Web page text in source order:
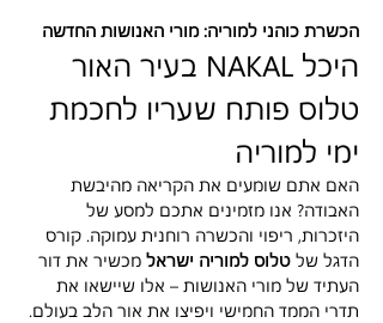
הכשרת כוהני למוריה: מורי האנושות החדשה
היכל NAKAL בעיר האור
טלוס פותח שעריו לחכמת
ימי למוריה
האם אתם שומעים את הקריאה מהיבשת
האבודה? אנו מזמינים אתכם למסע של
היזכרות, ריפוי והכשרה רוחנית עמוקה. קורס
הדגל של טלוס למוריה ישראל מכשיר את דור
העתיד של מורי האנושות – אלו שיישאו את
תדרי הממד החמישי ויפיצו את אור הלב בעולם.